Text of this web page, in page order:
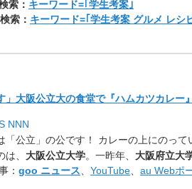
索： キーワード=｢学生考案｣
索： キーワード=｢学生考案 グルメ レシ
」大阪公立大の食堂で『ハムカツカレ
NNN
「公立」の公です！ カレーの上にのっ
、 大阪公立大学。一昨年、 大阪府立大
： goo ニュース YouTube au Webポ